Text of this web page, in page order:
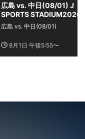
広島 vs. 中日(08/01) J
SPORTS STADIUM2026
8月1日 午後5:55〜
広島 vs. 中日(08/01)